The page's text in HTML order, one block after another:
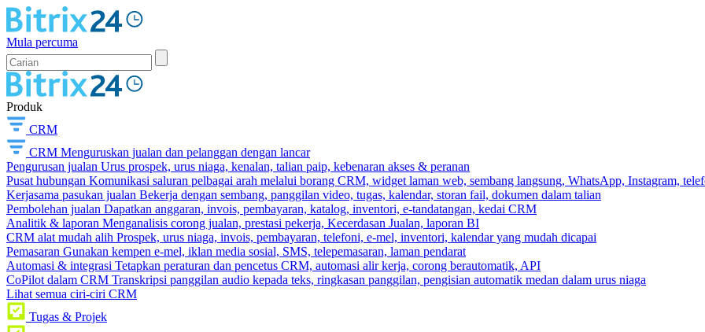
Mula percuma
Produk
CRM
CRM Menguruskan jualan dan pelanggan dengan lancar
Pengurusan jualan Urus prospek, urus niaga, kenalan, talian paip, kebenaran akses & peranan
Pusat hubungan Komunikasi saluran pelbagai arah melalui borang CRM, widget laman web, sembang langsung, WhatsApp, Instagram,
Kerjasama pasukan jualan Bekerja dengan sembang, panggilan video, tugas, kalendar, storan fail, dokumen dalam talian
Pembolehan jualan Dapatkan anggaran, invois, pembayaran, katalog, inventori, e-tandatangan, kedai CRM
Analitik & laporan Menganalisis corong jualan, prestasi pekerja, Kecerdasan Jualan, laporan BI
CRM alat mudah alih Prospek, urus niaga, invois, pembayaran, telefoni, e-mel, inventori, kalendar yang mudah dicapai
Pemasaran Gunakan kempen e-mel, iklan media sosial, SMS, telepemasaran, laman pendarat
Automasi & integrasi Tetapkan peraturan dan pencetus CRM, automasi alir kerja, corong berautomatik, API
CoPilot dalam CRM Transkripsi panggilan audio kepada teks, ringkasan panggilan, pengisian automatik medan dalam urus niaga
Lihat semua ciri-ciri CRM
Tugas & Projek